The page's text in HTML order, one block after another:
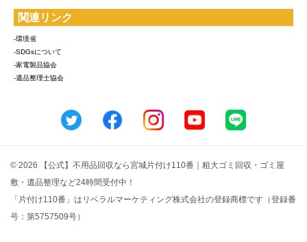
関連リンク
-環境省
-SDGsについて
-家電製品協会
-遺品整理士協会
© 2026 【公式】不用品回収なら宮城片付け110番｜粗大ゴミ回収・ゴミ屋
敷・遺品整理など24時間受付中！
「片付け110番」はリベラルマーケティング株式会社の登録商標です（登録番
号：第5757509号）